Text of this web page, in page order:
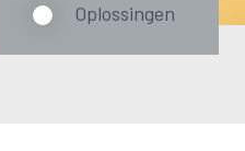
Oplossingen